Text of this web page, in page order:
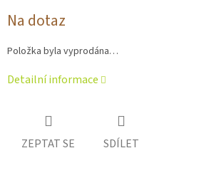
cena:
Na dotaz
Položka byla vyprodána…
Detailní informace
ZEPTAT SE SDÍLET